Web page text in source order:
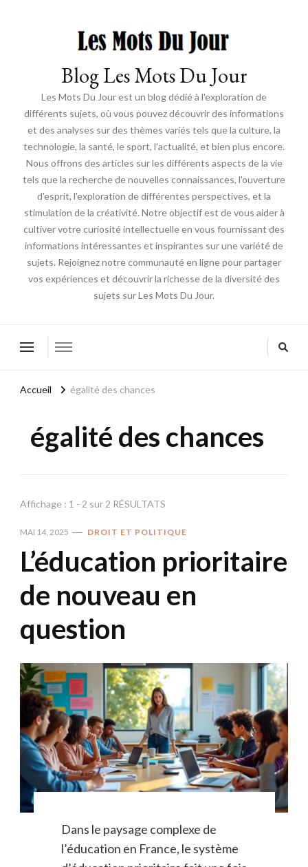
Blog Les Mots Du Jour
Les Mots Du Jour est un blog dédié à l'exploration de
différents sujets, où vous pouvez découvrir des informations
et des analyses sur des thèmes variés tels que la culture, la
technologie, la santé, le sport, l'actualité, et bien plus encore.
Nous offrons des articles sur les différents aspects de la vie
tels que la recherche de nouvelles connaissances, l'ouverture
d'esprit, l'exploration de différentes perspectives, et la
stimulation de la créativité. Notre objectif est de vous aider à
cultiver votre curiosité intellectuelle en vous fournissant des
informations intéressantes et inspirantes sur une variété de
sujets. Rejoignez notre communauté en ligne pour partager
vos expériences et découvrir la richesse de la diversité des
sujets sur Les Mots Du Jour.
Accueil égalité des chances
égalité des chances
Affichage : 1 - 2 sur 2 RÉSULTATS
MAI 14, 2025 DROIT ET POLITIQUE
L’éducation prioritaire
de nouveau en
question
Dans le paysage complexe de
l’éducation en France, le système